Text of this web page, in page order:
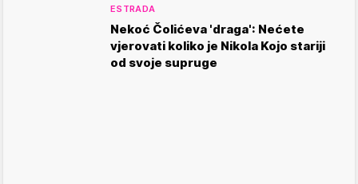
ESTRADA
Nekoć Čolićeva 'draga': Nećete
vjerovati koliko je Nikola Kojo stariji
od svoje supruge